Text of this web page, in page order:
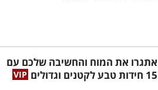
אתגרו את המוח והחשיבה שלכם עם
15 חידות טבע לקטנים וגדולים